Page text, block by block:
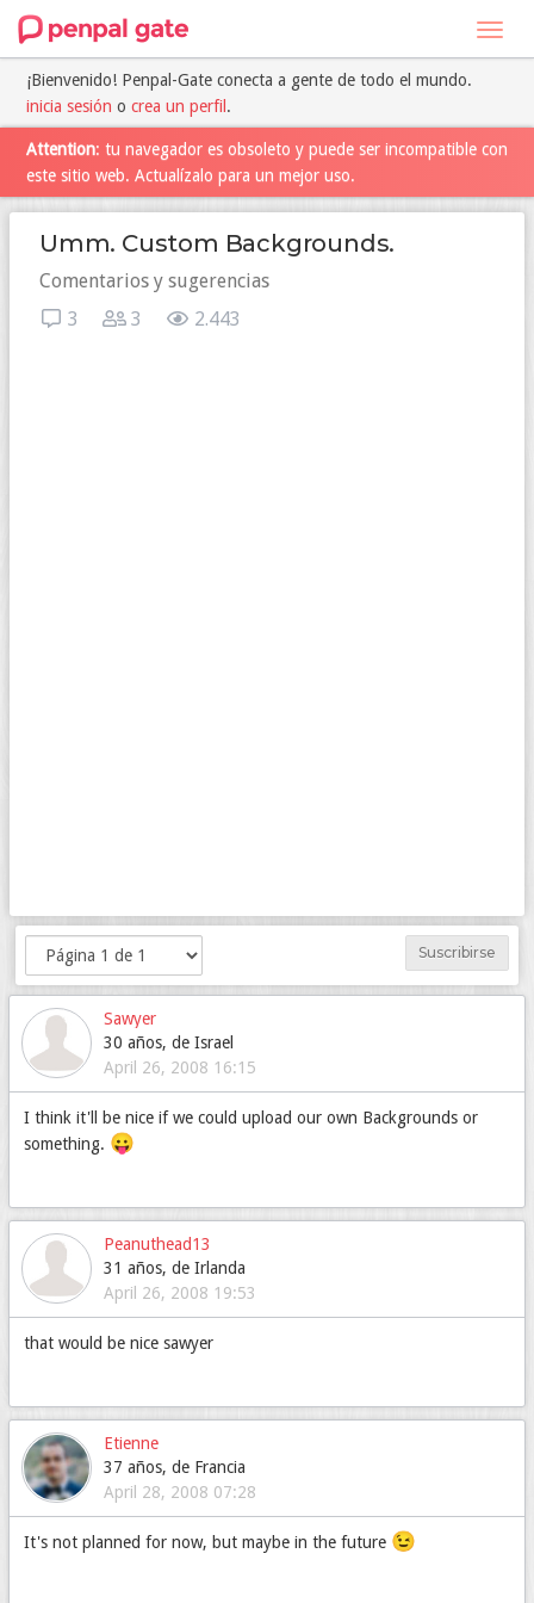
¡Bienvenido! Penpal-Gate conecta a gente de todo el mundo.
inicia sesión o crea un perfil .
Attention: tu navegador es obsoleto y puede ser incompatible con
este sitio web. Actualízalo para un mejor uso.
Umm. Custom Backgrounds.
Comentarios y sugerencias
2.443
3
3
Suscribirse
Sawyer
30 años, de Israel
April 26, 2008 16:15
I think it'll be nice if we could upload our own Backgrounds or
something. 😛
Peanuthead13
31 años, de Irlanda
April 26, 2008 19:53
that would be nice sawyer
Etienne
37 años, de Francia
April 28, 2008 07:28
It's not planned for now, but maybe in the future 😉